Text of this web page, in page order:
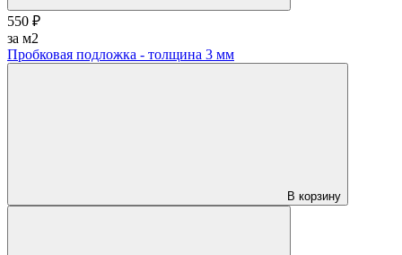
550 ₽
за м2
Пробковая подложка - толщина 3 мм
В корзину